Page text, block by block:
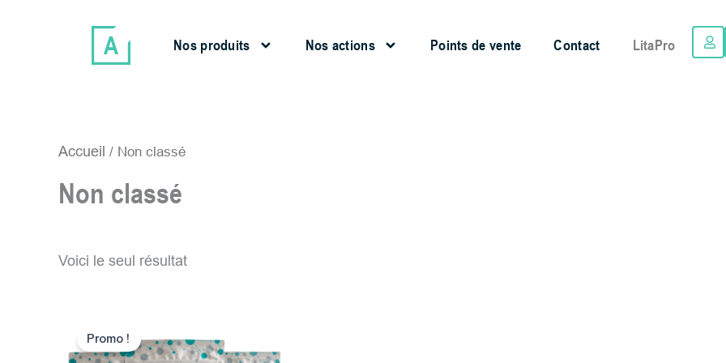
Nos produits Nos actions Points de vente Contact LitaPro
Accueil / Non classé
Non classé
Voici le seul résultat
Promo !
initial
actuel